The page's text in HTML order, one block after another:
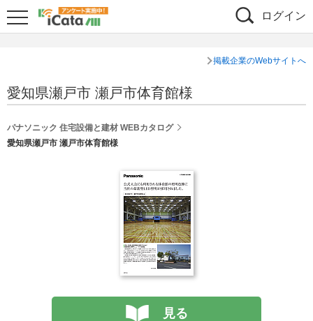
ログイン
掲載企業のWebサイトへ
愛知県瀬戸市 瀬戸市体育館様
パナソニック 住宅設備と建材 WEBカタログ
愛知県瀬戸市 瀬戸市体育館様
見る